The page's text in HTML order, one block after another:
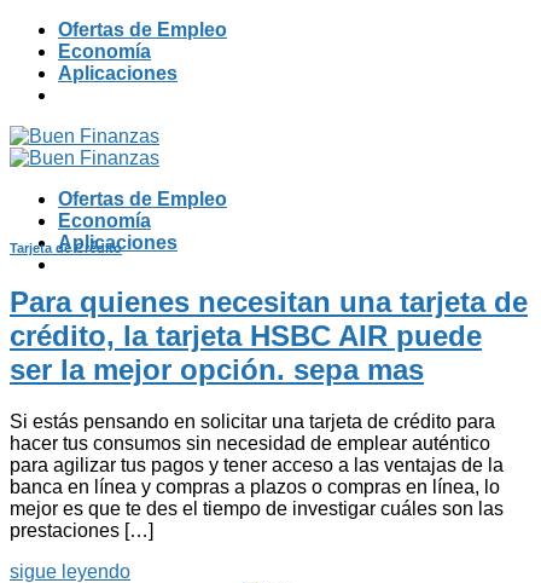
Skip
content
Ofertas de Empleo
Economía
Aplicaciones
Ofertas de Empleo
Economía
Aplicaciones
Tarjeta de Crédito
Para quienes necesitan una tarjeta de
crédito, la tarjeta HSBC AIR puede
ser la mejor opción. sepa mas
Si estás pensando en solicitar una tarjeta de crédito para
hacer tus consumos sin necesidad de emplear auténtico
para agilizar tus pagos y tener acceso a las ventajas de la
banca en línea y compras a plazos o compras en línea, lo
mejor es que te des el tiempo de investigar cuáles son las
prestaciones […]
sigue leyendo